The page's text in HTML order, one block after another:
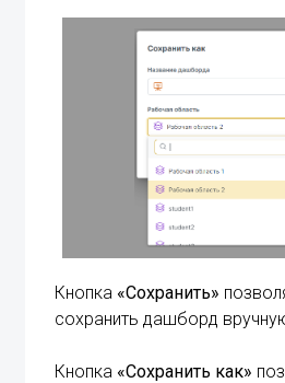
Кнопка «Сохранить»
сохранить дашборд
Кнопка «Сохранить как»